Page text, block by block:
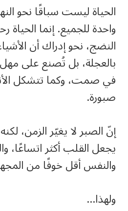
الحياة ليست سباقًا نحو
واحدة للجميع. إنما الحياة
النضج، نحو إدراك أن
بالعجلة، بل تُصنع على
في صمت، وكما تتشكل
صبورة.
إنّ الصبر لا يغيّر الزمن،
يجعل القلب أكثر اتساعًا،
والنفس أقل خوفًا من
ولهذا…